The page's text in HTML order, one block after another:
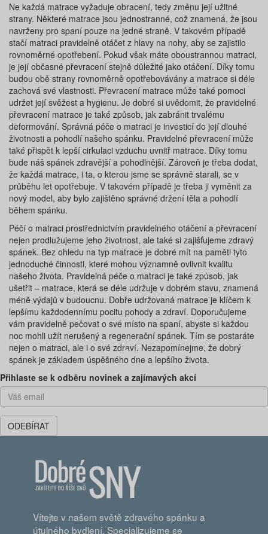
Ne každá matrace vyžaduje obracení, tedy změnu její užitné
strany. Některé matrace jsou jednostranné, což znamená, že jsou
navrženy pro spaní pouze na jedné straně. V takovém případě
stačí matraci pravidelně otáčet z hlavy na nohy, aby se zajistilo
rovnoměrné opotřebení. Pokud však máte oboustrannou matraci,
je její občasné převracení stejně důležité jako otáčení. Díky tomu
budou obě strany rovnoměrně opotřebovávány a matrace si déle
zachová své vlastnosti. Převracení matrace může také pomoci
udržet její svěžest a hygienu. Je dobré si uvědomit, že pravidelné
převracení matrace je také způsob, jak zabránit trvalému
deformování. Správná péče o matraci je investicí do její dlouhé
životnosti a pohodlí našeho spánku. Pravidelné převracení může
také přispět k lepší cirkulaci vzduchu uvnitř matrace. Díky tomu
bude náš spánek zdravější a pohodlnější. Zároveň je třeba dodat,
že každá matrace, i ta, o kterou jsme se správně starali, se v
průběhu let opotřebuje. V takovém případě je třeba ji vyměnit za
nový model, aby bylo zajištěno správné držení těla a pohodlí
během spánku.
Péčí o matraci prostřednictvím pravidelného otáčení a převracení
nejen prodlužujeme jeho životnost, ale také si zajišťujeme zdravý
spánek. Bez ohledu na typ matrace je dobré mít na paměti tyto
jednoduché činnosti, které mohou významně ovlivnit kvalitu
našeho života. Pravidelná péče o matraci je také způsob, jak
ušetřit – matrace, která se déle udržuje v dobrém stavu, znamená
méně výdajů v budoucnu. Dobře udržovaná matrace je klíčem k
lepšímu každodennímu pocitu pohody a zdraví. Doporučujeme
vám pravidelně pečovat o své místo na spaní, abyste si každou
noc mohli užít nerušený a regenerační spánek. Tím se postaráte
nejen o matraci, ale i o své zdraví. Nezapomínejme, že dobrý
spánek je základem úspěšného dne a lepšího života.
Předchozí
Přihlaste se k odběru novinek a zajímavých akcí
ODEBÍRAT
Vítejte v našem světě zdravého spánku a
útulného bydlení. Specializujeme se